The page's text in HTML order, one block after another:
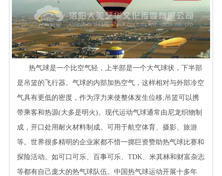
热气球是一个比空气轻，上半部是一个大气球状，下半部
是吊篮的飞行器。气球的内部加热空气，这样相对与外部冷空
气具有更低的密度，作为浮力来使整体发生位移;吊篮可以携
带乘客和热源(大多是明火)。现代运动气球通常由尼龙织物制
成，开口处用耐火材料制成。可用于航空体育、摄影、旅游
等。世界很多精明的企业家都不惜一掷巨资赞助热气球比赛和
探险活动。如可口可乐、百事可乐、TDK、米其林和财富杂志
等都有自己庞大的热气球队伍。中国热气球运动开展十多年